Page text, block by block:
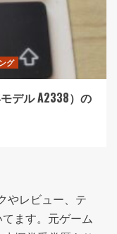
グ
デル A2338）の
やレビュー、テ
ます。元ゲーム